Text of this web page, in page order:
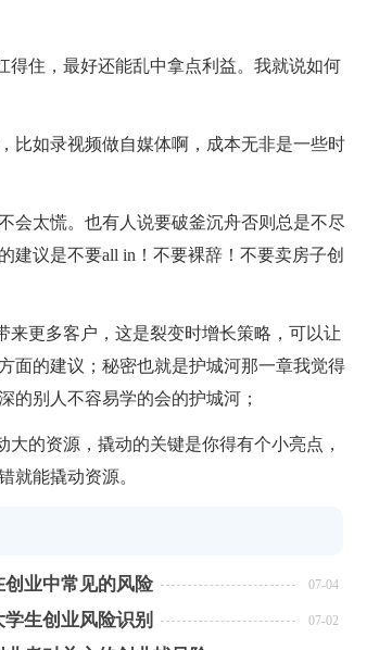
住，最好还能乱中拿点利益。我就说如何
如录视频做自媒体啊，成本无非是一些时
太慌。也有人说要破釜沉舟否则总是不尽
建议是不要all in！不要裸辞！不要卖房子创
更多客户，这是裂变时增长策略，可以让
面的建议；秘密也就是护城河那一章我觉得
的别人不容易学的会的护城河；
的资源，撬动的关键是你得有个小亮点，
就能撬动资源。
创业中常见的风险 07-04
学生创业风险识别 07-02